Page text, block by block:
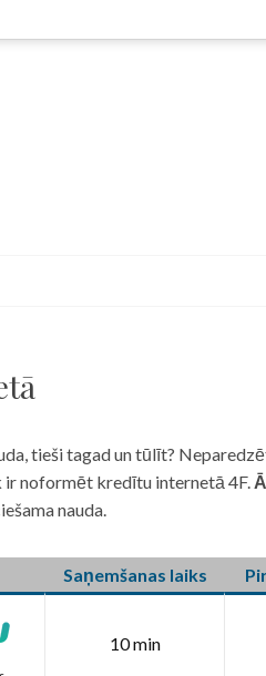
tieši tagad un tūlīt?
noformēt kredītu internetā 4F.
nauda.
Saņemšanas laiks
10 min